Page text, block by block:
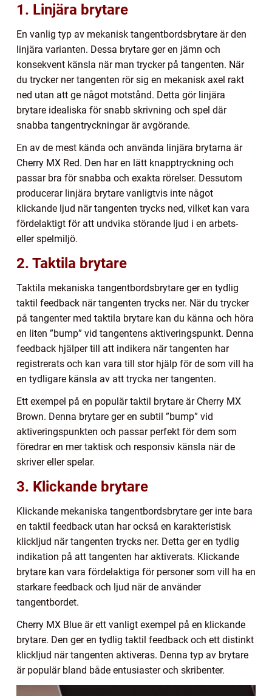
1. Linjära brytare
En vanlig typ av mekanisk tangentbordsbrytare är den
linjära varianten. Dessa brytare ger en jämn och
konsekvent känsla när man trycker på tangenten. När
du trycker ner tangenten rör sig en mekanisk axel rakt
ned utan att ge något motstånd. Detta gör linjära
brytare idealiska för snabb skrivning och spel där
snabba tangentryckningar är avgörande.
En av de mest kända och använda linjära brytarna är
Cherry MX Red. Den har en lätt knapptryckning och
passar bra för snabba och exakta rörelser. Dessutom
producerar linjära brytare vanligtvis inte något
klickande ljud när tangenten trycks ned, vilket kan vara
fördelaktigt för att undvika störande ljud i en arbets-
eller spelmiljö.
2. Taktila brytare
Taktila mekaniska tangentbordsbrytare ger en tydlig
taktil feedback när tangenten trycks ner. När du trycker
på tangenter med taktila brytare kan du känna och höra
en liten ”bump” vid tangentens aktiveringspunkt. Denna
feedback hjälper till att indikera när tangenten har
registrerats och kan vara till stor hjälp för de som vill ha
en tydligare känsla av att trycka ner tangenten.
Ett exempel på en populär taktil brytare är Cherry MX
Brown. Denna brytare ger en subtil ”bump” vid
aktiveringspunkten och passar perfekt för dem som
föredrar en mer taktisk och responsiv känsla när de
skriver eller spelar.
3. Klickande brytare
Klickande mekaniska tangentbordsbrytare ger inte bara
en taktil feedback utan har också en karakteristisk
klickljud när tangenten trycks ner. Detta ger en tydlig
indikation på att tangenten har aktiverats. Klickande
brytare kan vara fördelaktiga för personer som vill ha en
starkare feedback och ljud när de använder
tangentbordet.
Cherry MX Blue är ett vanligt exempel på en klickande
brytare. Den ger en tydlig taktil feedback och ett distinkt
klickljud när tangenten aktiveras. Denna typ av brytare
är populär bland både entusiaster och skribenter.